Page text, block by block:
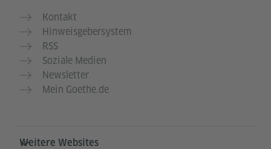
Kontakt
Hinweisgebersystem
RSS
Soziale Medien
Newsletter
Mein Goethe.de
Weitere Websites